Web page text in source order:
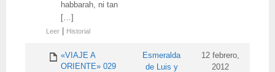
habbarah, ni tan
[…]
Leer Historial
«VIAJE A
ORIENTE» 029
Esmeralda
de Luis y
12 febrero,
2012